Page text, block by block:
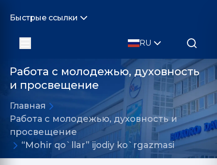
Быстрые ссылки
RU
Работа с молодежью, духовность
и просвещение
Главная
Работа с молодежью, духовность и
просвещение
“Mohir qo`llar” ijodiy ko`rgazmasi